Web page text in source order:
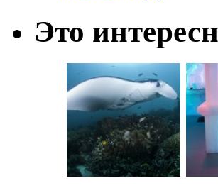
Это